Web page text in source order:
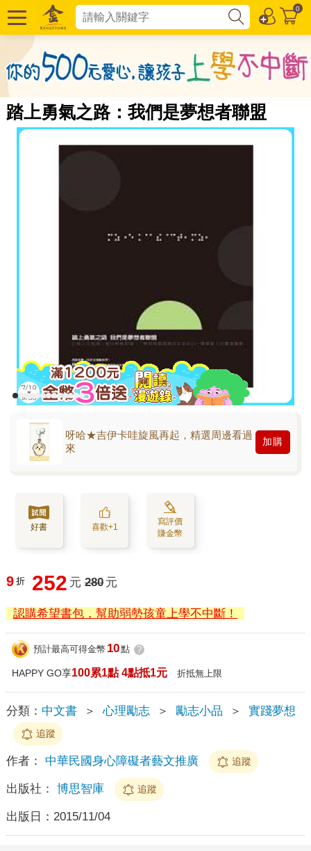
0
踏上勇氣之路：我們是夢想者聯盟
呀哈★吉伊卡哇旋風再起，精選周邊看過
來
加購
好書 喜歡+1
寫評價
賺金幣
9 折 252 元 280 元
認購希望書包，幫助弱勢孩童上學不中斷！
預計最高可得金幣 10點 ?
HAPPY GO享100累1點 4點抵1元 折抵無上限
分類： 中文書 ＞ 心理勵志 ＞ 勵志小品 ＞ 實踐夢想
追蹤
作者： 中華民國身心障礙者藝文推廣 追蹤
出版社： 博思智庫 追蹤
出版日： 2015/11/04